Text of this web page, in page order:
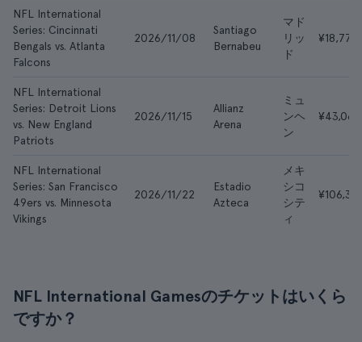
NFL International
Series: Cincinnati
Bengals vs. Atlanta
Falcons
2026/11/08
Santiago
Bernabeu
マド
リッ
ド
¥18,773
NFL International
Series: Detroit Lions
vs. New England
Patriots
2026/11/15
Allianz
Arena
ミュ
ンヘ
ン
¥43,067
NFL International
Series: San Francisco
49ers vs. Minnesota
Vikings
2026/11/22
Estadio
Azteca
メキ
シコ
シテ
ィ
NFL International Gamesのチケットはいくら
ですか？